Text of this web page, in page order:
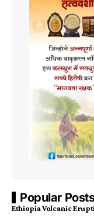
Popular
Ethiopia Volcanic